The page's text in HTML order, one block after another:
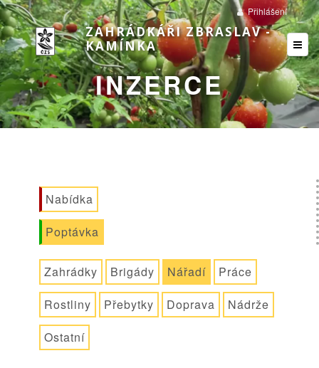
ZAHRÁDKÁŘI ZBRASLAV -
KAMÍNKA
Přihlášení
INZERCE
Nabídka
Poptávka
Zahrádky Brigády Nářadí
Práce
Rostliny
Přebytky Doprava
Nádrže
Ostatní